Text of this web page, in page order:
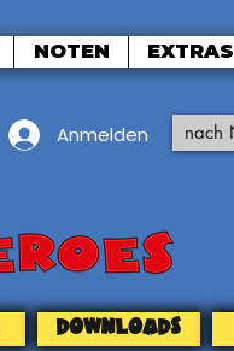
NOTEN EXTRAS
Anmelden
DOWNLOADS